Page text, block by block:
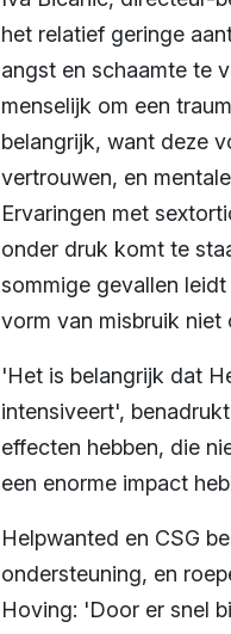
het relatief geringe
angst en schaamte te
menselijk om een
belangrijk, want deze
vertrouwen, en
Ervaringen met
onder druk komt te
sommige gevallen
vorm van misbruik niet
'Het is belangrijk dat
intensiveert',
effecten hebben, die
een enorme impact
Helpwanted en CSG
ondersteuning, en
Hoving: 'Door er snel